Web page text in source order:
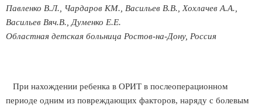
Павленко В.Л., Чардаров КМ., Васильев В.В., Хохлачев А.А.,
Васильев Вяч.В., Думенко Е.Е.
Областная детская больница Ростов-на-Дону, Россия
При нахождении ребенка в ОРИТ в послеоперационном
периоде одним из повреждающих факторов, наряду с болевым